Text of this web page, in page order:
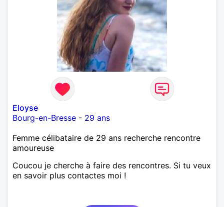
Eloyse
Bourg-en-Bresse - 29 ans
Femme célibataire de 29 ans recherche rencontre
amoureuse
Coucou je cherche à faire des rencontres. Si tu veux
en savoir plus contactes moi !